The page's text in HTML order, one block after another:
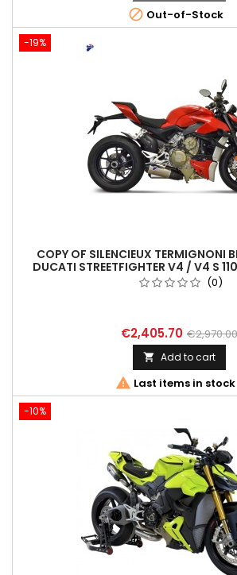
 Out-of-Stock
-19%
COPY OF SILENCIEUX TERMIGNONI
DUCATI STREETFIGHTER V4 / V4 S
(0)
€2,405.70 €2,970.00
 Add to cart
 Last items in stock
-10%